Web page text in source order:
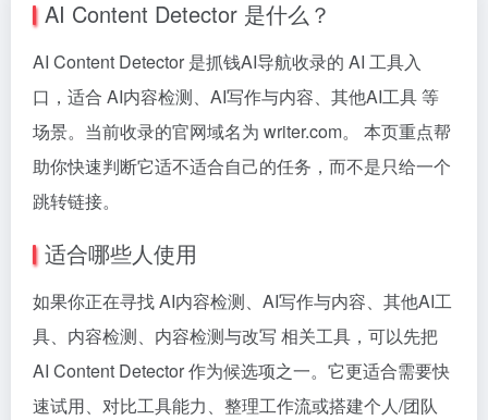
AI Content Detector 是什么？
AI Content Detector 是抓钱AI导航收录的 AI 工具入
口，适合 AI内容检测、AI写作与内容、其他AI工具 等
场景。当前收录的官网域名为 writer.com。 本页重点帮
助你快速判断它适不适合自己的任务，而不是只给一个
跳转链接。
适合哪些人使用
如果你正在寻找 AI内容检测、AI写作与内容、其他AI工
具、内容检测、内容检测与改写 相关工具，可以先把
AI Content Detector 作为候选项之一。它更适合需要快
速试用、对比工具能力、整理工作流或搭建个人/团队